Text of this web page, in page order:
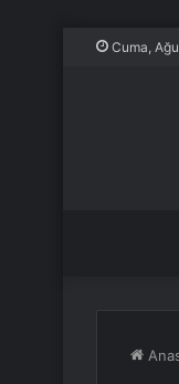
Cuma,